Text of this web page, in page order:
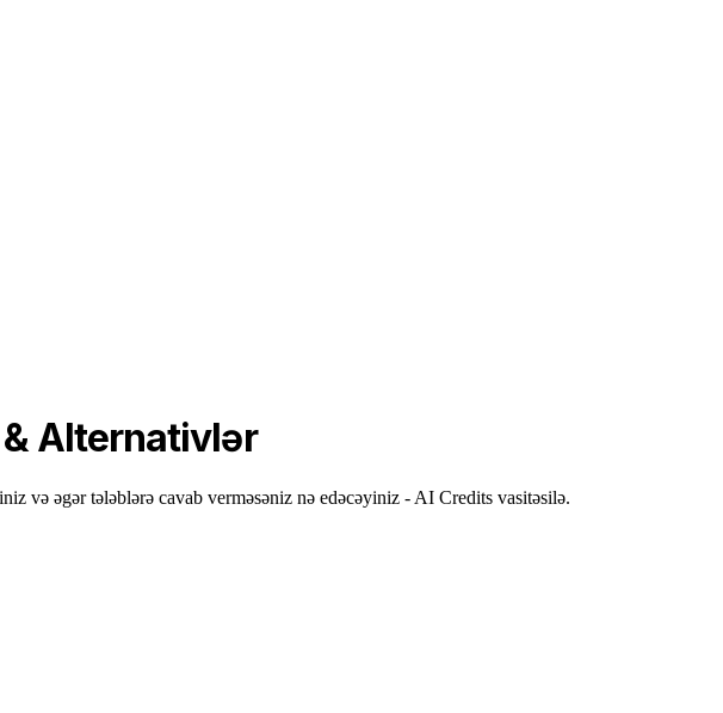
Alternativlər
və əgər tələblərə cavab verməsəniz nə edəcəyiniz - AI Credits vasitəsilə.